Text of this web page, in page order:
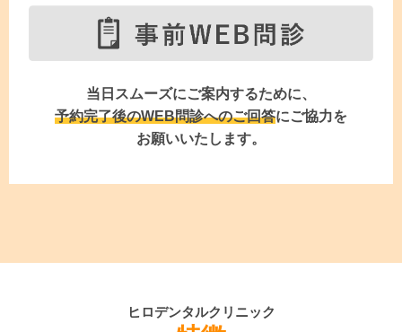
当日スムーズにご案内するために、
予約完了後のWEB問診へのご回答にご協力を
お願いいたします。
ヒロデンタルクリニック